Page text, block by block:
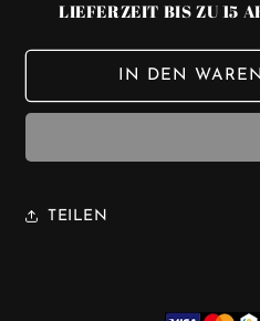
NEON
50
NEON
42-
50
LIEFERZEIT BIS ZU 15
IN DEN
TEILEN